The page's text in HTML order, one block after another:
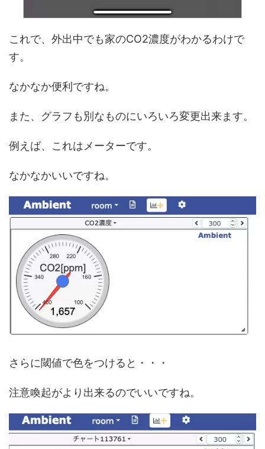
これで、外出中でも家のCO2濃度がわかるわけで
す。
なかなか便利ですね。
また、グラフも別なものにいろいろ変更出来ます。
例えば、これはメーターです。
なかなかいいですね。
さらに閾値で色をつけると・・・
注意喚起がより出来るのでいいですね。